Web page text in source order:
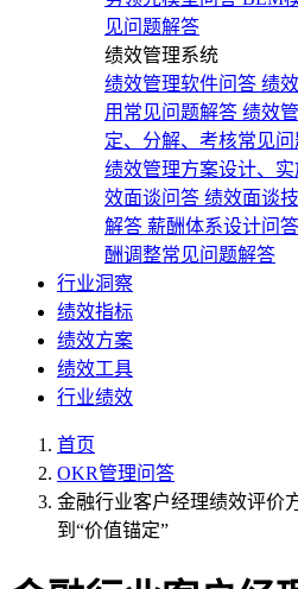
见问题解答
绩效管理系统
绩效管理软件问答 绩
用常见问题解答 绩效
定、分解、考核常见
绩效管理方案设计、
效面谈问答 绩效面谈
解答 薪酬体系设计问答
酬调整常见问题解答
行业洞察
绩效指标
绩效方案
绩效工具
行业绩效
首页
OKR管理问答
金融行业客户经理绩效评价
到“价值锚定”